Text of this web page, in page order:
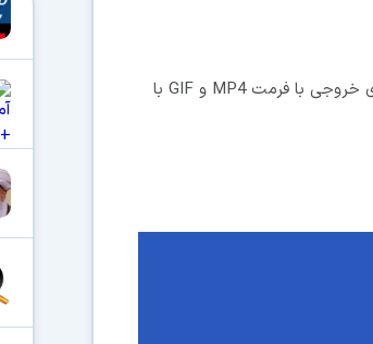
Recordly امکان قاب‌های قابل سفارشی‌سازی، کاغذدیواری، گرادیان، سایه و گزینه‌های خروجی با فرمت MP4 و GIF با